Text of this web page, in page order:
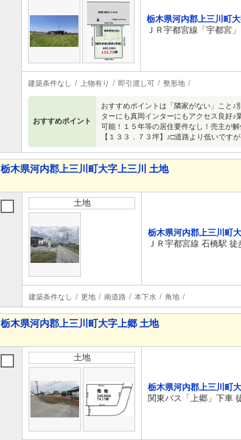
栃木県河内郡上三川町
ＪＲ宇都宮線「宇都宮
建築条件なし 上物有り 即引渡し可 整形地
おすすめポイント
おすすめポイントは「隣家がない」こと♪
ターにも真岡インターにもアクセス良好
可能！１５年等の居住要件なし！売主が
【１３３．７３坪】♪□道路より低いです
栃木県河内郡上三川町大字上三川 土地
土地
栃木県河内郡上三川町大
ＪＲ宇都宮線 石橋駅
建築条件なし 更地 南道路 本下水 角地
栃木県河内郡上三川町大字上郷 土地
土地
栃木県河内郡上三川町
関東バス「上郷」下車